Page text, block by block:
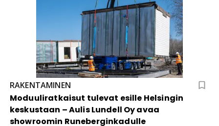
RAKENTAMINEN
Moduuliratkaisut tulevat esille Helsingin
keskustaan – Aulis Lundell Oy avaa
showroomin Runeberginkadulle